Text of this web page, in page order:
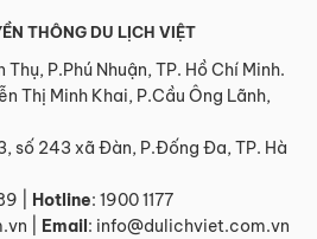
THÔNG DU LỊCH VIỆT
P.Phú Nhuận, TP. Hồ Chí Minh.
Thị Minh Khai, P.Cầu Ông Lãnh,
số 243 xã Đàn, P.Đống Đa, TP. Hà
Hotline: 1900 1177
Email: info@dulichviet.com.vn